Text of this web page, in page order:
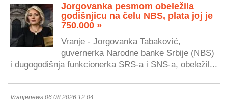
Jorgovanka pesmom obeležila
godišnjicu na čelu NBS, plata joj je
750.000 »
Vranje - Jorgovanka Tabaković,
guvernerka Narodne banke Srbije (NBS)
i dugogodišnja funkcionerka SRS-a i SNS-a, obeležil...
Vranjenews 06.08.2026 12:04